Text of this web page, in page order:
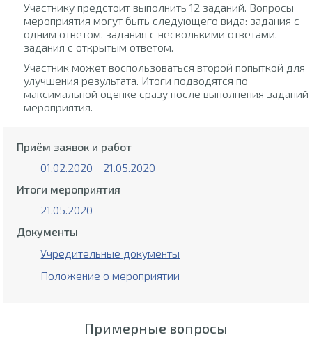
Участнику предстоит выполнить 12 заданий. Вопросы
мероприятия могут быть следующего вида: задания с
одним ответом, задания с несколькими ответами,
задания с открытым ответом.
Участник может воспользоваться второй попыткой для
улучшения результата. Итоги подводятся по
максимальной оценке сразу после выполнения заданий
мероприятия.
Приём заявок и работ
01.02.2020 - 21.05.2020
Итоги мероприятия
21.05.2020
Документы
Учредительные документы
Положение о мероприятии
Примерные вопросы